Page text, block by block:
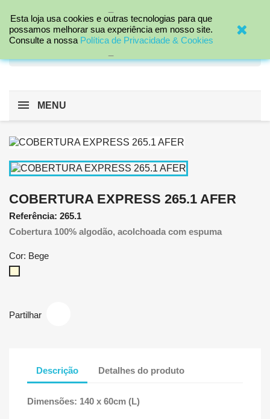

MENU
COBERTURA EXPRESS 265.1 AFER
Referência: 265.1
Cobertura 100% algodão, acolchoada com espuma
Cor: Bege
Partilhar
Descrição Detalhes do produto
Dimensões: 140 x 60cm (L)
Esta loja usa cookies e outras tecnologias para que
possamos melhorar sua experiência em nosso site.
Consulte a nossa Política de Privacidade & Cookies